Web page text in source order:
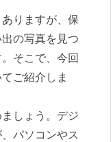
りますが、保
の写真を見つ
そこで、今回
ご紹介しま
しょう。デジ
パソコンやス